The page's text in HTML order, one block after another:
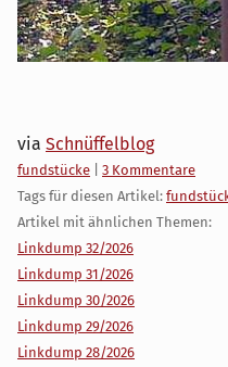
via Schnüffelblog
Kategorien:
fundstücke
3 Kommentare
Tags für diesen Artikel:
Artikel mit ähnlichen Themen:
Linkdump 32/2026
Linkdump 31/2026
Linkdump 30/2026
Linkdump 29/2026
Linkdump 28/2026